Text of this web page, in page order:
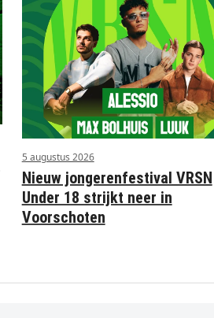
5 augustus 2026
Nieuw jongerenfestival VRSN
Under 18 strijkt neer in
Voorschoten